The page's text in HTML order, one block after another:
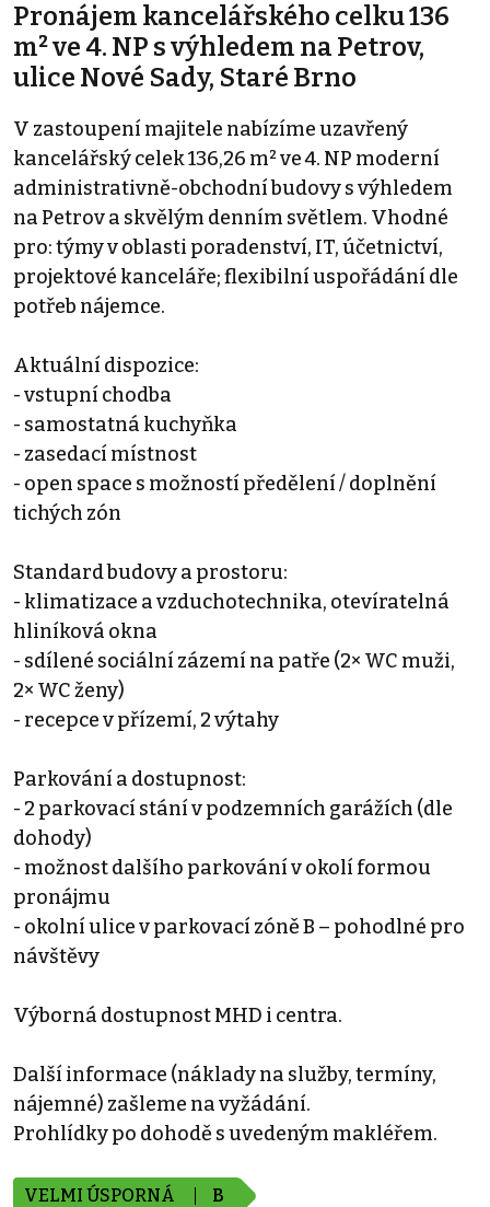
Pronájem kancelářského celku 136
m² ve 4. NP s výhledem na Petrov,
ulice Nové Sady, Staré Brno
V zastoupení majitele nabízíme uzavřený
kancelářský celek 136,26 m² ve 4. NP moderní
administrativně-obchodní budovy s výhledem
na Petrov a skvělým denním světlem. Vhodné
pro: týmy v oblasti poradenství, IT, účetnictví,
projektové kanceláře; flexibilní uspořádání dle
potřeb nájemce.
Aktuální dispozice:
- vstupní chodba
- samostatná kuchyňka
- zasedací místnost
- open space s možností předělení / doplnění
tichých zón
Standard budovy a prostoru:
- klimatizace a vzduchotechnika, otevíratelná
hliníková okna
- sdílené sociální zázemí na patře (2× WC muži,
2× WC ženy)
- recepce v přízemí, 2 výtahy
Parkování a dostupnost:
- 2 parkovací stání v podzemních garážích (dle
dohody)
- možnost dalšího parkování v okolí formou
pronájmu
- okolní ulice v parkovací zóně B – pohodlné pro
návštěvy
Výborná dostupnost MHD i centra.
Další informace (náklady na služby, termíny,
nájemné) zašleme na vyžádání.
Prohlídky po dohodě s uvedeným makléřem.
VELMI ÚSPORNÁ B